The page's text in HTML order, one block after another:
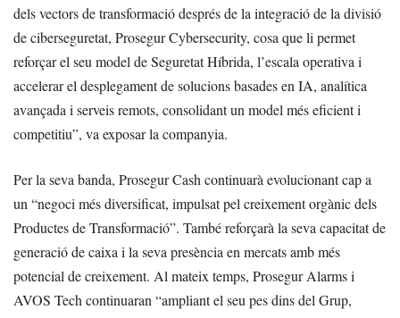
dels vectors de transformació després de la integració de la divisió
de ciberseguretat, Prosegur Cybersecurity, cosa que li permet
reforçar el seu model de Seguretat Híbrida, l’escala operativa i
accelerar el desplegament de solucions basades en IA, analítica
avançada i serveis remots, consolidant un model més eficient i
competitiu”, va exposar la companyia.
Per la seva banda, Prosegur Cash continuarà evolucionant cap a
un “negoci més diversificat, impulsat pel creixement orgànic dels
Productes de Transformació”. També reforçarà la seva capacitat de
generació de caixa i la seva presència en mercats amb més
potencial de creixement. Al mateix temps, Prosegur Alarms i
AVOS Tech continuaran “ampliant el seu pes dins del Grup,